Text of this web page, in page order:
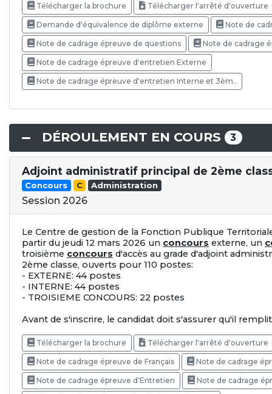
Télécharger la brochure Télécharger l'arrêté d'ouverture
Demande d'équivalence de diplôme externe Note de
Note de cadrage épreuve de questions Note de cadrage
Note de cadrage épreuve d'entretien Externe
Note de cadrage épreuve d'entretien Interne et 3èm..
DÉROULEMENT EN COURS 3
Adjoint administratif principal de 2ème
Concours C Administration
Session 2026
Le Centre de gestion de la Fonction Publique
partir du jeudi 12 mars 2026 un concours externe, un
troisième concours d'accès au grade d'adjoint
2ème classe, ouverts pour 110 postes:
- EXTERNE: 44 postes
- INTERNE: 44 postes
- TROISIEME CONCOURS: 22 postes
Avant de s'inscrire, le candidat doit s'assurer qu'il
Télécharger la brochure Télécharger l'arrêté d'ouverture
Note de cadrage épreuve de Français Note de cadrage
Note de cadrage épreuve d'Entretien Note de cadrage